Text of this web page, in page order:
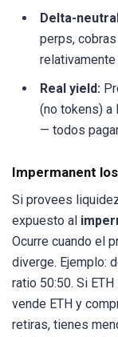
Delta-
perps,
Real yield:
(no tokens) a
— todos
Impermanent
Si provees
expuesto al
Ocurre cuando el
diverge. Ejemplo:
ratio 50:50. Si
vende ETH y
retiras, tienes